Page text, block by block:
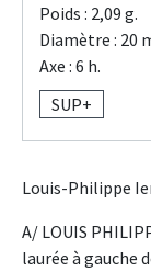
Poids : 2,09 g.
Diamètre : 20
Axe : 6 h.
SUP+
Louis-Philippe
A/ LOUIS
laurée à gauche